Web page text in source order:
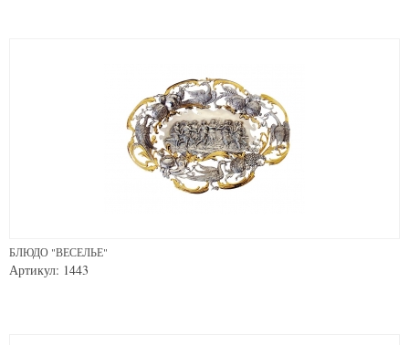
БЛЮДО "ВЕСЕЛЬЕ"
Артикул: 1443